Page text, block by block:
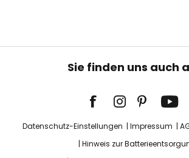
Sie finden uns auch
Datenschutz-Einstellungen Impressum
Hinweis zur